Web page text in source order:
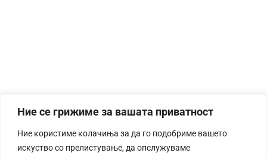
Ние се грижиме за вашата приватност
Ние користиме колачиња за да го подобриме вашето
искуство со прелистување, да опслужуваме